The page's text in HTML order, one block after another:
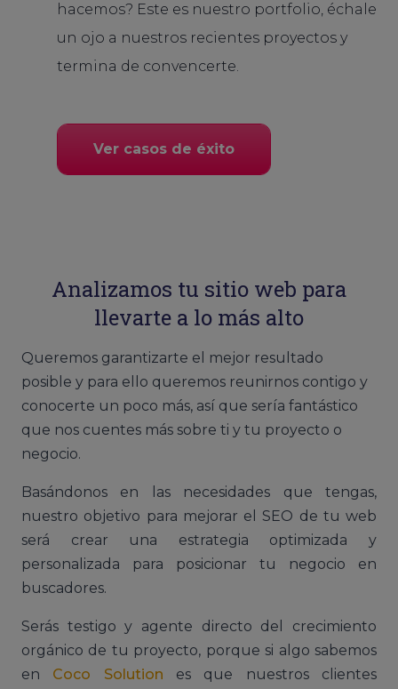
hacemos? Este es nuestro portfolio, échale
un ojo a nuestros recientes proyectos y
termina de convencerte.
Ver casos de éxito
Analizamos tu sitio web para
llevarte a lo más alto
Queremos garantizarte el mejor resultado
posible y para ello queremos reunirnos contigo y
conocerte un poco más, así que sería fantástico
que nos cuentes más sobre ti y tu proyecto o
negocio.
Basándonos en las necesidades que tengas,
nuestro objetivo para mejorar el SEO de tu web
será crear una estrategia optimizada y
personalizada para posicionar tu negocio en
buscadores.
Serás testigo y agente directo del crecimiento
orgánico de tu proyecto, porque si algo sabemos
en Coco Solution es que nuestros clientes